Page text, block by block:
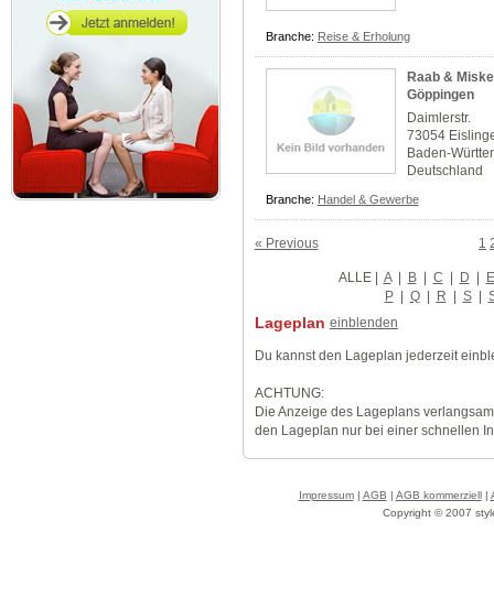
Branche: Reise & Erholung
Raab &
Göppingen
Daimlerstr.
73054
Baden-
Deutschland
Branche: Handel & Gewerbe
« Previous 1
ALLE| A | B | C | D | E
P | Q | R | S |
Lageplan einblenden
Du kannst den Lageplan jederzeit
ACHTUNG:
Die Anzeige des Lageplans
den Lageplan nur bei einer schnellen
Impressum| AGB | AGB kommerziell|
Copyright © 2007